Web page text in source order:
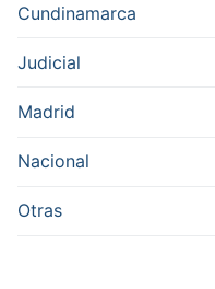
Cundinamarca
Judicial
Madrid
Nacional
Otras